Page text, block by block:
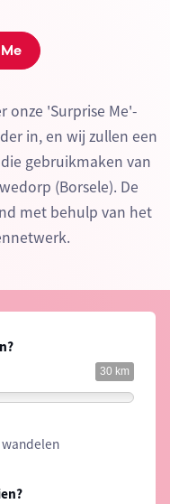
onze 'Surprise Me'-
in, en wij zullen een
gebruikmaken van
(Borsele). De
met behulp van het
30 km